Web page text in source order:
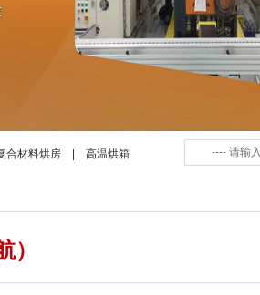
合材料烘房 高温烘箱